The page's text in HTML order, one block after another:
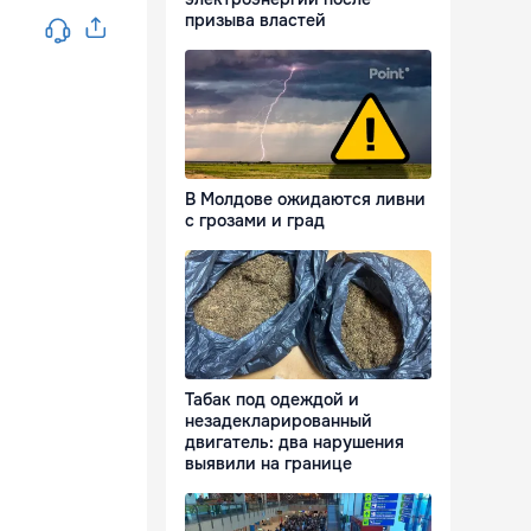
призыва властей
В Молдове ожидаются ливни
с грозами и град
Табак под одеждой и
незадекларированный
двигатель: два нарушения
выявили на границе